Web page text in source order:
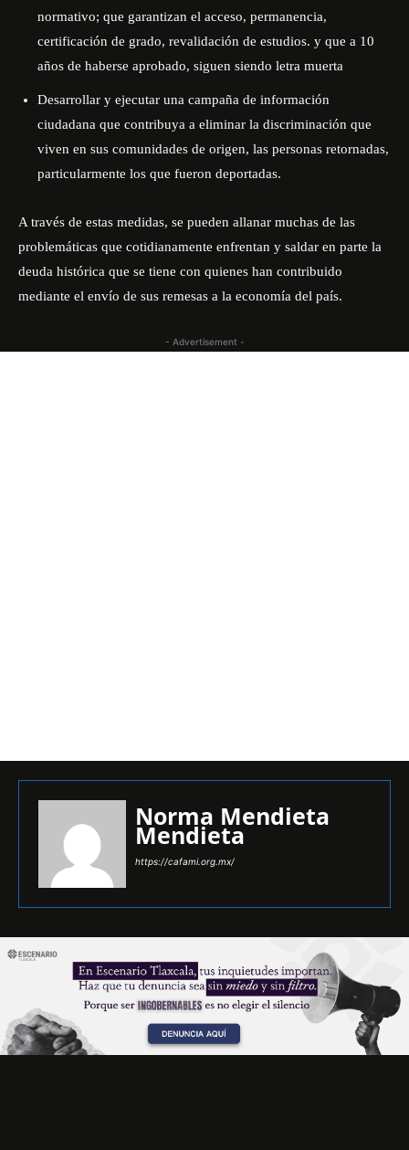
normativo; que garantizan el acceso, permanencia,
certificación de grado, revalidación de estudios. y que a 10
años de haberse aprobado, siguen siendo letra muerta
Desarrollar y ejecutar una campaña de información
ciudadana que contribuya a eliminar la discriminación que
viven en sus comunidades de origen, las personas retornadas,
particularmente los que fueron deportadas.
A través de estas medidas, se pueden allanar muchas de las
problemáticas que cotidianamente enfrentan y saldar en parte la
deuda histórica que se tiene con quienes han contribuido
mediante el envío de sus remesas a la economía del país.
- Advertisement -
Norma Mendieta
Mendieta
https://cafami.org.mx/